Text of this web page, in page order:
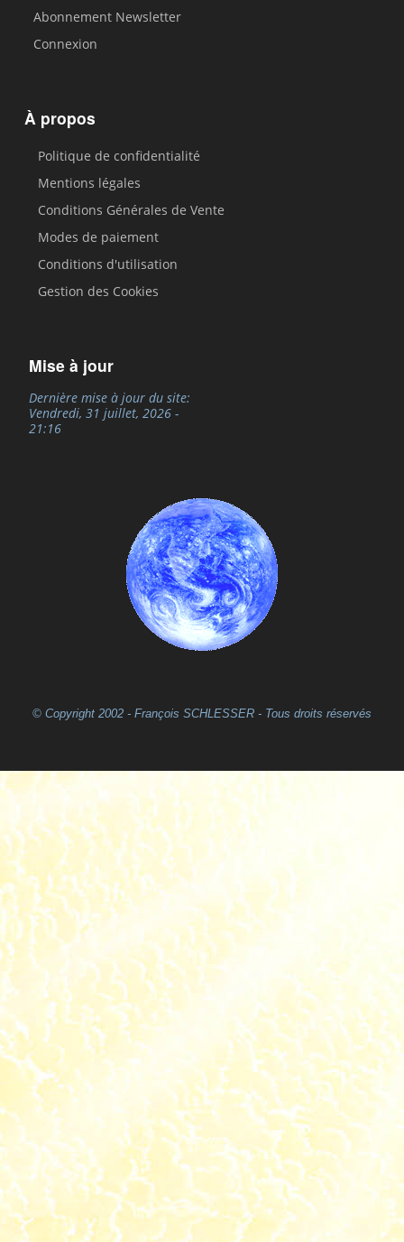
Abonnement Newsletter
Connexion
À propos
Politique de confidentialité
Mentions légales
Conditions Générales de Vente
Modes de paiement
Conditions d'utilisation
Gestion des Cookies
Mise à jour
Dernière mise à jour du site:
Vendredi, 31 juillet, 2026 -
21:16
© Copyright 2002 - François SCHLESSER - Tous droits réservés